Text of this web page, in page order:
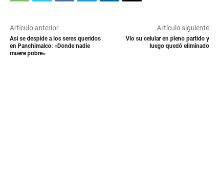
Artículo anterior
Así se despide a los seres queridos
en Panchimalco: «Donde nadie
muere pobre»
Artículo siguiente
Vio su celular en pleno partido y
luego quedó eliminado